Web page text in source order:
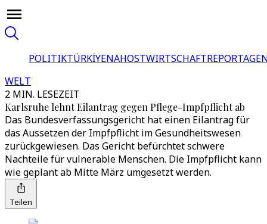
POLITIKTÜRKİYENAHOSTWIRTSCHAFT
WELT
2 MIN. LESEZEIT
Karlsruhe lehnt Eilantrag gegen Pflege-Impfpflicht ab
Das Bundesverfassungsgericht hat einen Eilantrag für
das Aussetzen der Impfpflicht im Gesundheitswesen
zurückgewiesen. Das Gericht befürchtet schwere
Nachteile für vulnerable Menschen. Die Impfpflicht kann
wie geplant ab Mitte März umgesetzt werden.
Teilen